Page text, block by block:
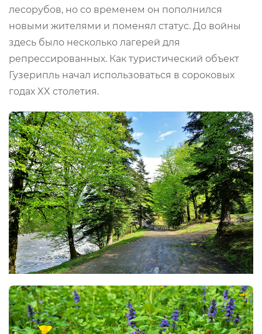
лесорубов, но со временем он пополнился
новыми жителями и поменял статус. До войны
здесь было несколько лагерей для
репрессированных. Как туристический объект
Гузерипль начал использоваться в сороковых
годах XX столетия.